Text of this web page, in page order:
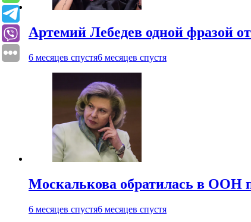
Артемий Лебедев одной фразой
6 месяцев спустя6 месяцев спустя
Москалькова обратилась в ООН
6 месяцев спустя6 месяцев спустя